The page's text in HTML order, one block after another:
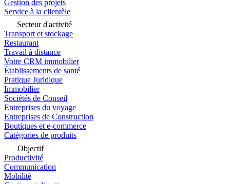
Gestion des projets
Service à la clientèle
Secteur d'activité
Transport et stockage
Restaurant
Travail à distance
Votre CRM immobilier
Établissements de santé
Pratique Juridique
Immobilier
Sociétés de Conseil
Entreprises du voyage
Entreprises de Construction
Boutiques et e-commerce
Catégories de produits
Objectif
Productivité
Communication
Mobilité